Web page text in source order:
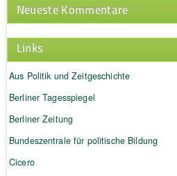
Neueste Kommentare
Links
Aus Politik und Zeitgeschichte
Berliner Tagesspiegel
Berliner Zeitung
Bundeszentrale für politische Bildung
Cicero